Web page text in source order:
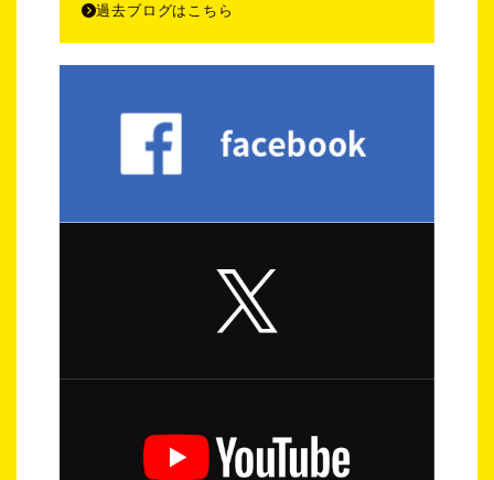
過去ブログはこちら